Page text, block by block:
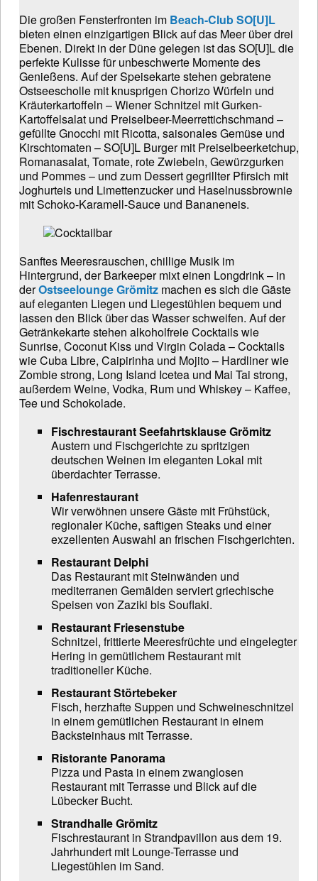
Die großen Fensterfronten im Beach-Club SO[U]L
bieten einen einzigartigen Blick auf das Meer über drei
Ebenen. Direkt in der Düne gelegen ist das SO[U]L die
perfekte Kulisse für unbeschwerte Momente des
Genießens. Auf der Speisekarte stehen gebratene
Ostseescholle mit knusprigen Chorizo Würfeln und
Kräuterkartoffeln – Wiener Schnitzel mit Gurken-
Kartoffelsalat und Preiselbeer-Meerrettichschmand –
gefüllte Gnocchi mit Ricotta, saisonales Gemüse und
Kirschtomaten – SO[U]L Burger mit Preiselbeerketchup,
Romanasalat, Tomate, rote Zwiebeln, Gewürzgurken
und Pommes – und zum Dessert gegrillter Pfirsich mit
Joghurteis und Limettenzucker und Haselnussbrownie
mit Schoko-Karamell-Sauce und Bananeneis.
Sanftes Meeresrauschen, chillige Musik im
Hintergrund, der Barkeeper mixt einen Longdrink – in
derOstseelounge Grömitz machen es sich die Gäste
auf eleganten Liegen und Liegestühlen bequem und
lassen den Blick über das Wasser schweifen. Auf der
Getränkekarte stehen alkoholfreie Cocktails wie
Sunrise, Coconut Kiss und Virgin Colada – Cocktails
wie Cuba Libre, Caipirinha und Mojito – Hardliner wie
Zombie strong, Long Island Icetea und Mai Tai strong,
außerdem Weine, Vodka, Rum und Whiskey – Kaffee,
Tee und Schokolade.
Fischrestaurant Seefahrtsklause Grömitz
Austern und Fischgerichte zu spritzigen
deutschen Weinen im eleganten Lokal mit
überdachter Terrasse.
Hafenrestaurant
Wir verwöhnen unsere Gäste mit Frühstück,
regionaler Küche, saftigen Steaks und einer
exzellenten Auswahl an frischen Fischgerichten.
Restaurant Delphi
Das Restaurant mit Steinwänden und
mediterranen Gemälden serviert griechische
Speisen von Zaziki bis Souflaki.
Restaurant Friesenstube
Schnitzel, frittierte Meeresfrüchte und eingelegter
Hering in gemütlichem Restaurant mit
traditioneller Küche.
Restaurant Störtebeker
Fisch, herzhafte Suppen und Schweineschnitzel
in einem gemütlichen Restaurant in einem
Backsteinhaus mit Terrasse.
Ristorante Panorama
Pizza und Pasta in einem zwanglosen
Restaurant mit Terrasse und Blick auf die
Lübecker Bucht.
Strandhalle Grömitz
Fischrestaurant in Strandpavillon aus dem 19.
Jahrhundert mit Lounge-Terrasse und
Liegestühlen im Sand.